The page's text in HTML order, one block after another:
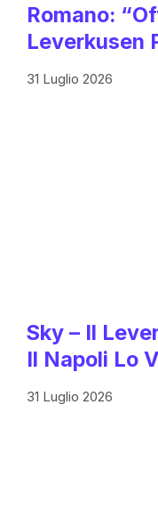
Romano:
Leverkusen
31 Luglio 2026
Sky – Il
Il Napoli Lo
31 Luglio 2026